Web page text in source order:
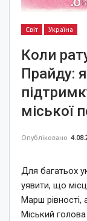
Світ Україна
Коли
Прайду:
міської
Опубліковано
Для багатьох
уявити, що
Марш рівності,
Міський